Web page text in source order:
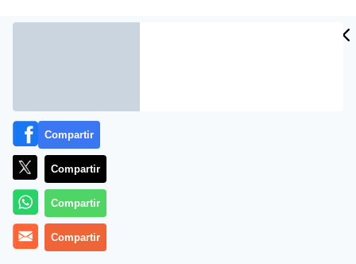
Los detalles del proceso contra el anarquista Salvador
Compartir
Compartir
Compartir
Compartir